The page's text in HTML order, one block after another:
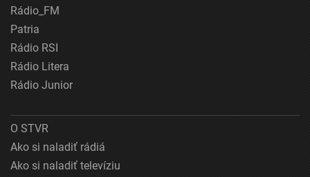
Rádio_FM
Patria
Rádio RSI
Rádio Litera
Rádio Junior
O STVR
Ako si naladiť rádiá
Ako si naladiť televíziu